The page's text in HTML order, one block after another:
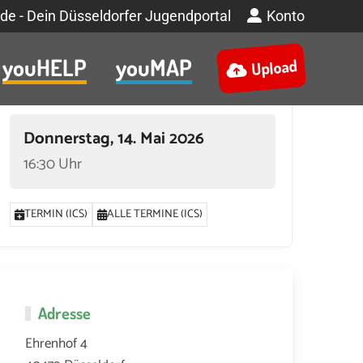
- Dein Düsseldorfer Jugendportal Konto
youHELP youMAP Upload
Donnerstag, 14. Mai 2026
16:30 Uhr
TERMIN (ICS) ALLE TERMINE (ICS)
Adresse
Ehrenhof 4